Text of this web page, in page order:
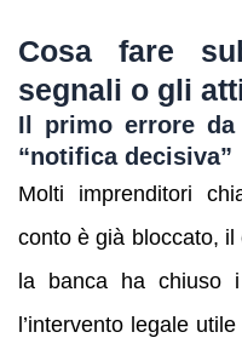
Cosa fare
segnali o gli
Il primo errore
“notifica decisiva”
Molti imprenditori
conto è già bloccato,
la banca ha chiuso
l’intervento legale